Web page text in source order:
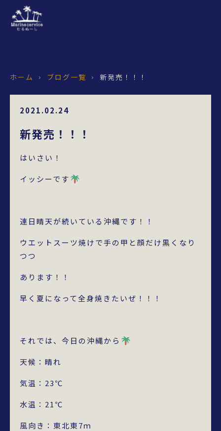
ホーム › ブログ一覧 › 新発売！！！
2021.02.24
新発売！！！
はいさい！
イッシーです
連日晴天が続いている沖縄です！！
ウエットスーツ焼けで手の甲と顔だけ黒くなり
つつ
あります！！
早く夏になって全身焼きたいぜ！！！
それでは、今日の沖縄から
天候：晴れ
気温：23℃
水温：21℃
風向き：東北東7ｍ